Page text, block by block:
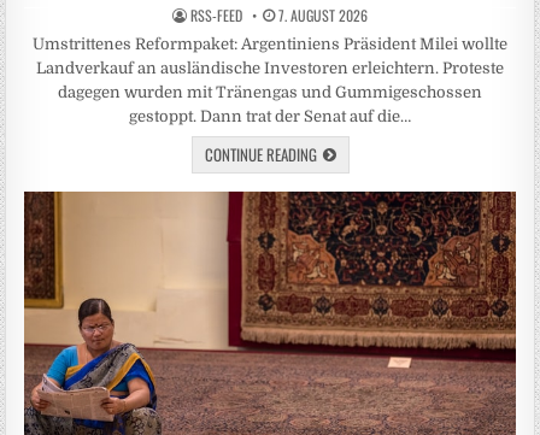
RSS-FEED 7. AUGUST 2026
Umstrittenes Reformpaket: Argentiniens Präsident Milei wollte
Landverkauf an ausländische Investoren erleichtern. Proteste
dagegen wurden mit Tränengas und Gummigeschossen
gestoppt. Dann trat der Senat auf die…
CONTINUE READING